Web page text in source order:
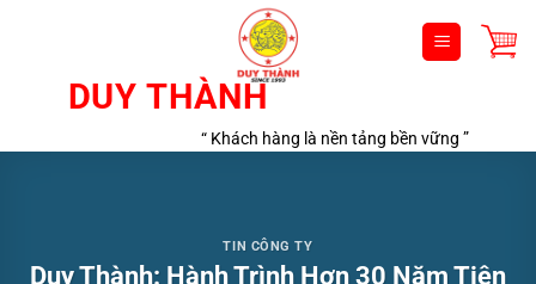
DUY THÀNH
“ Khách hàng là nền tảng bền vững ”
TIN CÔNG TY
Duy Thành: Hành Trình Hơn 30 Năm Tiên